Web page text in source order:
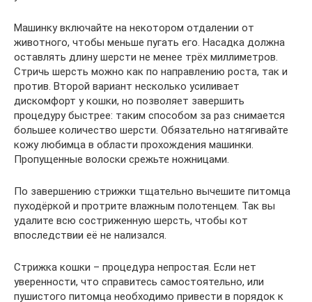
Машинку включайте на некотором отдалении от
животного, чтобы меньше пугать его. Насадка должна
оставлять длину шерсти не менее трёх миллиметров.
Стричь шерсть можно как по направлению роста, так и
против. Второй вариант несколько усиливает
дискомфорт у кошки, но позволяет завершить
процедуру быстрее: таким способом за раз снимается
большее количество шерсти. Обязательно натягивайте
кожу любимца в области прохождения машинки.
Пропущенные волоски срежьте ножницами.
По завершению стрижки тщательно вычешите питомца
пуходёркой и протрите влажным полотенцем. Так вы
удалите всю состриженную шерсть, чтобы кот
впоследствии её не нализался.
Стрижка кошки – процедура непростая. Если нет
уверенности, что справитесь самостоятельно, или
пушистого питомца необходимо привести в порядок к